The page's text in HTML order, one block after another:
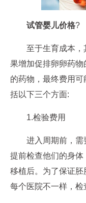
试管婴儿价格?
至于生育成本，
果增加促排卵卵药
的药物，最终费用
括以下三个方面:
1.检验费用
进入周期前，
提前检查他们的身
移植后。为了保证
每个医院不一样，检